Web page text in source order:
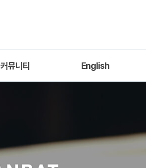
커뮤니티
취업안내
English